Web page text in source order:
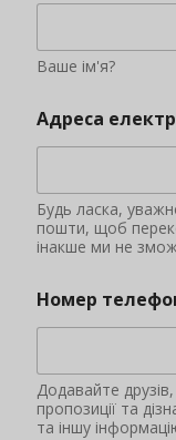
Ваше ім'я?
Адреса
Будь ласка,
пошти, щоб
інакше ми не
Номер
Додавайте
пропозиції та
та іншу